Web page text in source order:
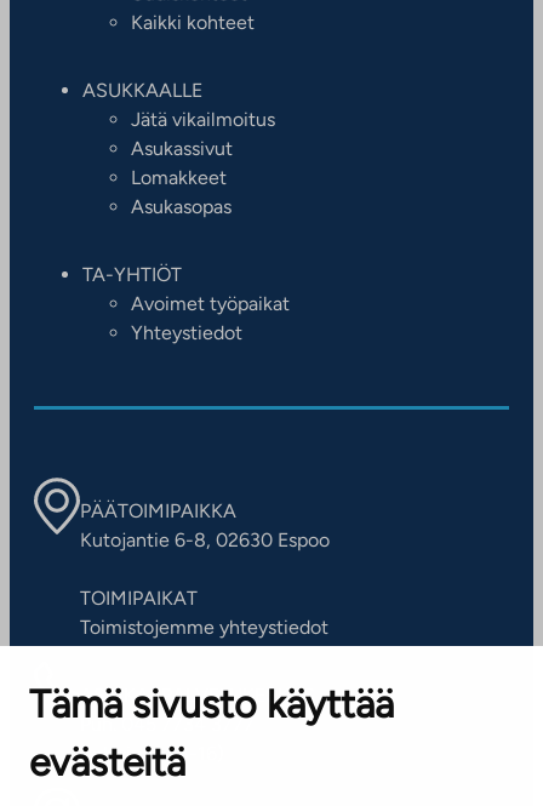
Tämä sivusto käyttää
evästeitä
Kaikki kohteet
ASUKKAALLE
Jätä vikailmoitus
Asukassivut
Lomakkeet
Asukasopas
TA-YHTIÖT
Avoimet työpaikat
Yhteystiedot
PÄÄTOIMIPAIKKA
Kutojantie 6-8, 02630 Espoo
TOIMIPAIKAT
Toimistojemme yhteystiedot
ASIAKASPALVELUKESKUS
Puh. 045 7734 3777
(arkisin klo 8-16)